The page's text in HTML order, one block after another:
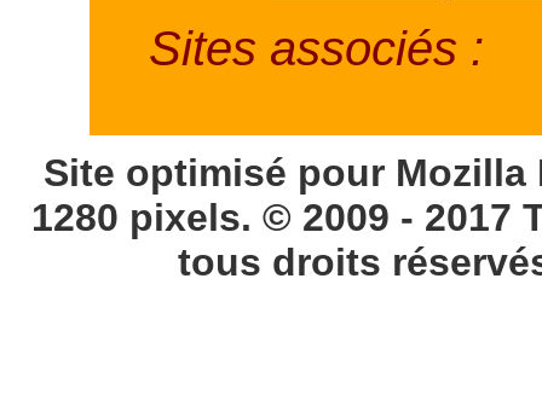
Sites associés :
Site optimisé pour
1280 pixels. © 2009 - 2017
tous droits